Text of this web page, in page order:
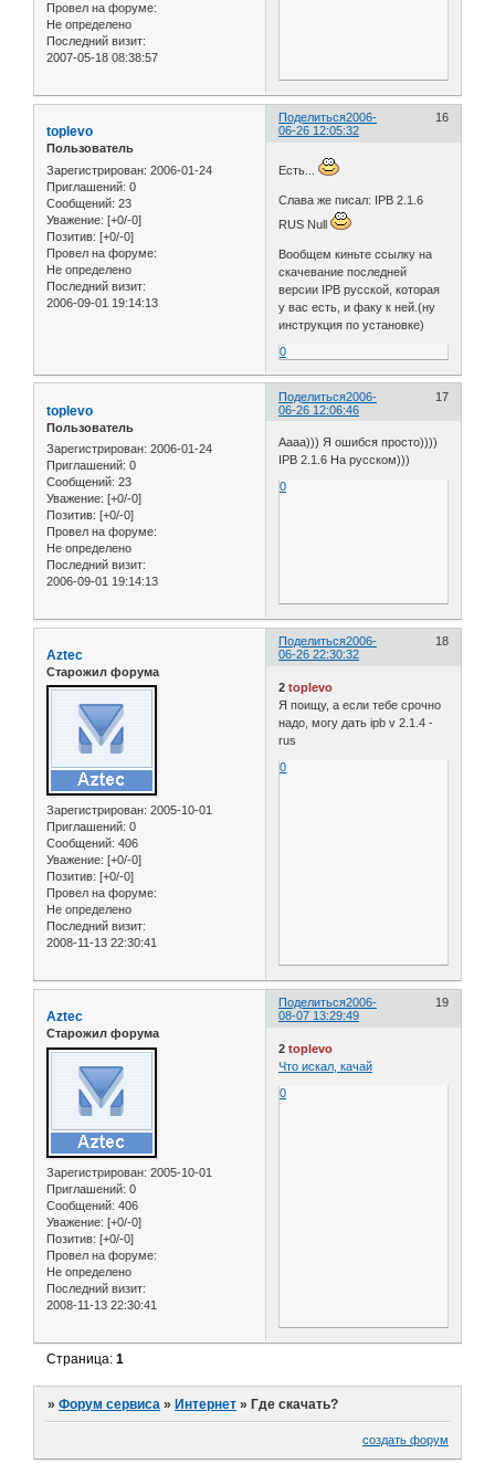
Провел на форуме:
Не определено
Последний визит:
2007-05-18 08:38:57
Поделиться 16
2006-
06-26 12:05:32
toplevo
Пользователь
Зарегистрирован: 2006-01-24
Приглашений: 0
Сообщений: 23
Уважение: [+0/-0]
Позитив: [+0/-0]
Провел на форуме:
Не определено
Последний визит:
2006-09-01 19:14:13
Есть...
Слава же писал: IPB 2.1.6
RUS Null
Вообщем киньте ссылку на
скачевание последней
версии IPB русской, которая
у вас есть, и факу к ней.(ну
инструкция по установке)
0
Поделиться 17
2006-
06-26 12:06:46
toplevo
Пользователь
Зарегистрирован: 2006-01-24
Приглашений: 0
Сообщений: 23
Уважение: [+0/-0]
Позитив: [+0/-0]
Провел на форуме:
Не определено
Последний визит:
2006-09-01 19:14:13
Аааа))) Я ошибся просто))))
IPB 2.1.6 На русском)))
0
Поделиться 18
2006-
06-26 22:30:32
Aztec
Старожил форума
Зарегистрирован: 2005-10-01
Приглашений: 0
Сообщений: 406
Уважение: [+0/-0]
Позитив: [+0/-0]
Провел на форуме:
Не определено
Последний визит:
2008-11-13 22:30:41
2toplevo
Я поищу, а если тебе срочно
надо, могу дать ipb v 2.1.4 -
rus
0
Поделиться 19
2006-
08-07 13:29:49
Aztec
Старожил форума
Зарегистрирован: 2005-10-01
Приглашений: 0
Сообщений: 406
Уважение: [+0/-0]
Позитив: [+0/-0]
Провел на форуме:
Не определено
Последний визит:
2008-11-13 22:30:41
2toplevo
Что искал, качай
0
Страница:1
»Форум сервиса » Интернет » Где скачать?
создать форум